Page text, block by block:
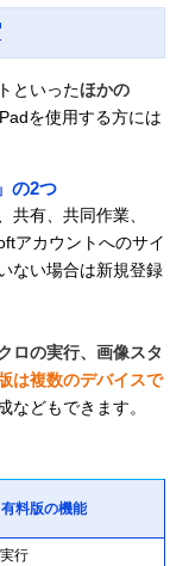
といったほかの
を使用する方には
の2つ
共有、共同作業、
アカウントへのサイ
ない場合は新規登録
ロの実行、画像スタ
は複数のデバイスで
などもできます。
有料版の機能
行